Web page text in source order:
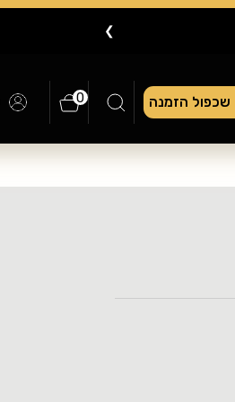
❯
שכפול הזמנה 0